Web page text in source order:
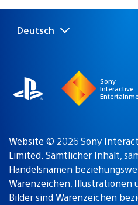
Select
Aktuelle
Deutsch
Sony
Interactive
Website © 2026 Sony
Limited. Sämtlicher Inhalt,
Handelsnamen
Warenzeichen, Illustrationen
Bilder sind Warenzeichen